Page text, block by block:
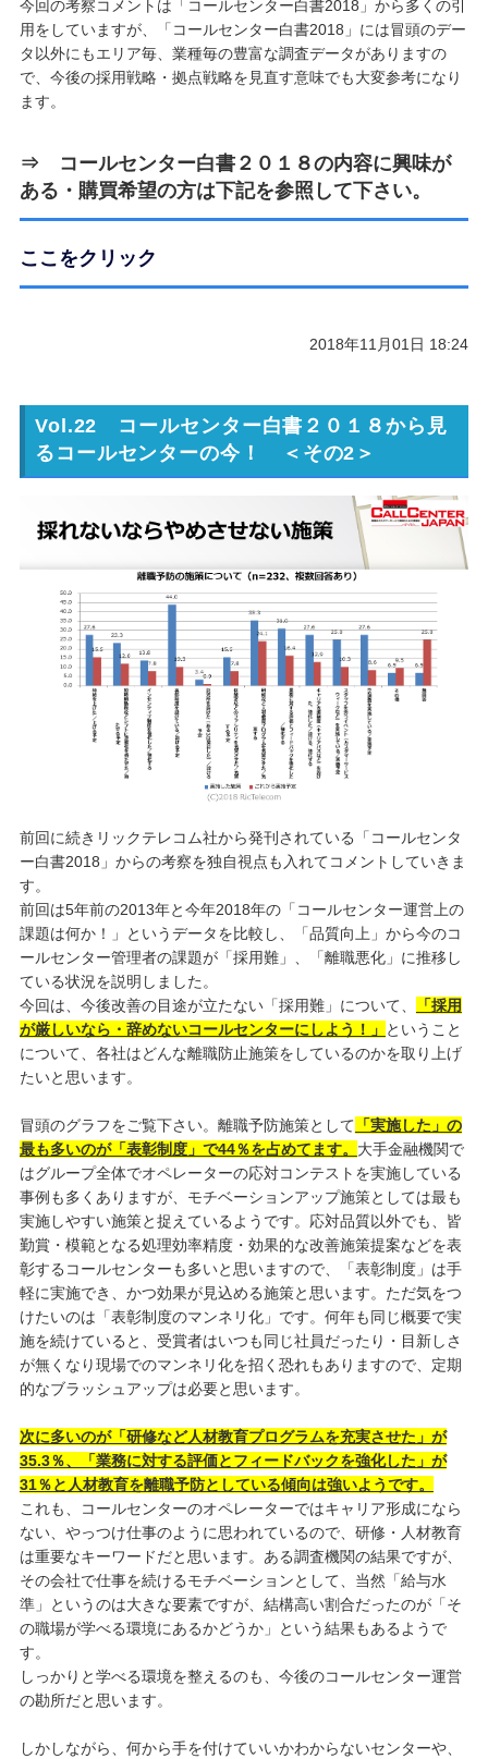
今回の考察コメントは「コールセンター白書2018」から多くの引
用をしていますが、「コールセンター白書2018」には冒頭のデー
タ以外にもエリア毎、業種毎の豊富な調査データがありますの
で、今後の採用戦略・拠点戦略を見直す意味でも大変参考になり
ます。
⇒ コールセンター白書２０１８の内容に興味が
ある・購買希望の方は下記を参照して下さい。
ここをクリック
2018年11月01日 18:24
Vol.22 コールセンター白書２０１８から見
るコールセンターの今！ ＜その2＞
前回に続きリックテレコム社から発刊されている「コールセンタ
ー白書2018」からの考察を独自視点も入れてコメントしていきま
す。
前回は5年前の2013年と今年2018年の「コールセンター運営上の
課題は何か！」というデータを比較し、「品質向上」から今のコ
ールセンター管理者の課題が「採用難」、「離職悪化」に推移し
ている状況を説明しました。
今回は、今後改善の目途が立たない「採用難」について、
「採用
が厳しいなら・辞めないコールセンターにしよう！」 ということ
について、各社はどんな離職防止施策をしているのかを取り上げ
たいと思います。
冒頭のグラフをご覧下さい。離職予防施策として 「実施した」の
最も多いのが「表彰制度」で44％を占めてます。 大手金融機関で
はグループ全体でオペレーターの応対コンテストを実施している
事例も多くありますが、モチベーションアップ施策としては最も
実施しやすい施策と捉えているようです。応対品質以外でも、皆
勤賞・模範となる処理効率精度・効果的な改善施策提案などを表
彰するコールセンターも多いと思いますので、「表彰制度」は手
軽に実施でき、かつ効果が見込める施策と思います。ただ気をつ
けたいのは「表彰制度のマンネリ化」です。何年も同じ概要で実
施を続けていると、受賞者はいつも同じ社員だったり・目新しさ
が無くなり現場でのマンネリ化を招く恐れもありますので、定期
的なブラッシュアップは必要と思います。
次に多いのが「研修など人材教育プログラムを充実させた」が
35.3％、「業務に対する評価とフィードバックを強化した」が
31％と人材教育を離職予防としている傾向は強いようです。
これも、コールセンターのオペレーターではキャリア形成になら
ない、やっつけ仕事のように思われているので、研修・人材教育
は重要なキーワードだと思います。ある調査機関の結果ですが、
その会社で仕事を続けるモチベーションとして、当然「給与水
準」というのは大きな要素ですが、結構高い割合だったのが「そ
の職場が学べる環境にあるかどうか」という結果もあるようで
す。
しっかりと学べる環境を整えるのも、今後のコールセンター運営
の勘所だと思います。
しかしながら、何から手を付けていいかわからないセンターや、